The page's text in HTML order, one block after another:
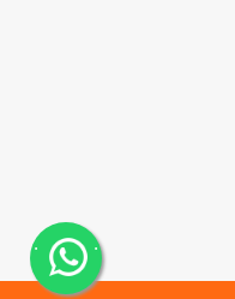
. .